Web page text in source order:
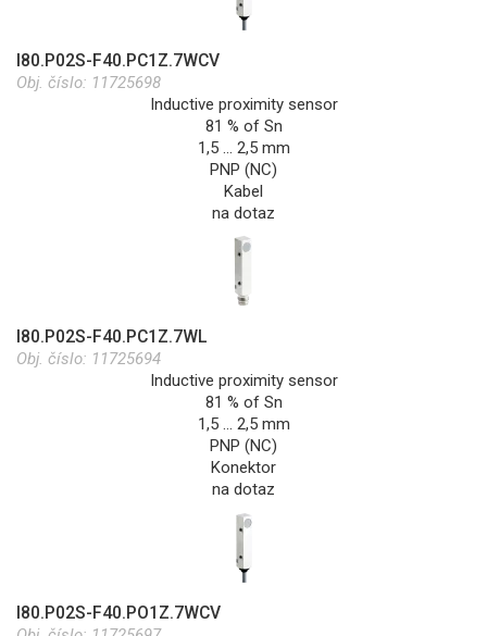
I80.P02S-F40.PC1Z.7WCV
Obj. číslo: 11725698
Inductive proximity sensor
81 % of Sn
1,5 … 2,5 mm
PNP (NC)
Kabel
na dotaz
I80.P02S-F40.PC1Z.7WL
Obj. číslo: 11725694
Inductive proximity sensor
81 % of Sn
1,5 … 2,5 mm
PNP (NC)
Konektor
na dotaz
I80.P02S-F40.PO1Z.7WCV